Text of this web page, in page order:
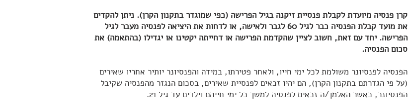
קרן פנסיה מיועדת לקבלת פנסיית זיקנה בגיל הפרישה (כפי שמוגדר בתקנון הקרן). ניתן להקדים
את מועד קבלת הפנסיה כבר לגיל 60 לגבר ולאישה, או לדחות את היציאה לפנסיה מעבר לגיל
הפרישה. יחד עם זאת, חשוב לציין שהקדמת הפרישה או דחייתה יקטינו או יגדילו (בהתאמה) את
סכום הפנסיה.
הפנסיה לפנסיונר משולמת לכל ימי חייו, ולאחר פטירתו, במידה והפנסיונר יותיר אחריו שאירים
(על פי הגדרתם בתקנון הקרן), הם יהיו זכאים לפנסיית שאירים, בסכום הנגזר מהפנסיה שקיבל
הפנסיונר, כאשר האלמן/ה זכאים לפנסיה למשך כל ימי חייהם וילדים עד גיל 21.